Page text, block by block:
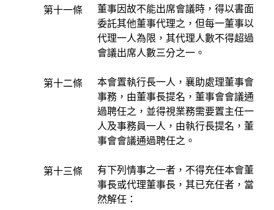
第十一條
董事因故不能出席會議時，得以書面
委託其他董事代理之，但每一董事以
代理一人為限，其代理人數不得超過
會議出席人數三分之一。
第十二條
本會置執行長一人，襄助處理董事會
事務，由董事長提名，董事會會議通
過聘任之，並得視業務需要置主任一
人及事務員一人，由執行長提名，董
事會會議通過聘任之。
第十三條
有下列情事之一者，不得充任本會董
事長或代理董事長，其已充任者，當
然解任：